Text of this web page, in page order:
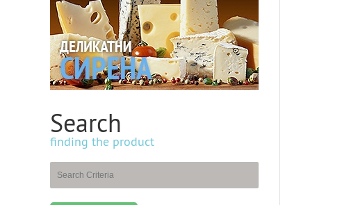
Search
finding the product